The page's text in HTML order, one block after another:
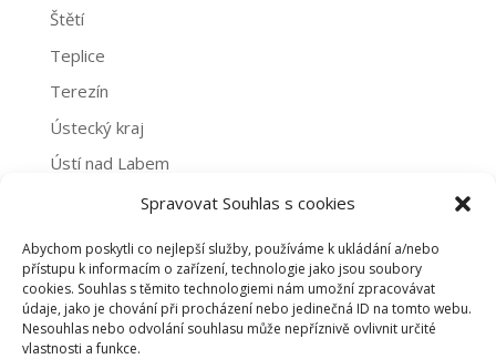
Spravovat Souhlas s cookies
Abychom poskytli co nejlepší služby, používáme k ukládání a/nebo
přístupu k informacím o zařízení, technologie jako jsou soubory
cookies. Souhlas s těmito technologiemi nám umožní zpracovávat
údaje, jako je chování při procházení nebo jedinečná ID na tomto webu.
Nesouhlas nebo odvolání souhlasu může nepříznivě ovlivnit určité
vlastnosti a funkce.
Štětí
Teplice
Terezín
Ústecký kraj
Ústí nad Labem
Archivy
Archivy